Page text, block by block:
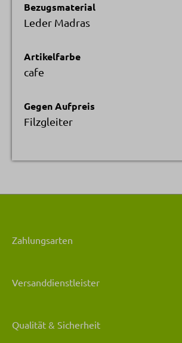
Bezugsmaterial
Leder Madras
Artikelfarbe
cafe
Gegen Aufpreis
Filzgleiter
Zahlungsarten
Versanddienstleister
Qualität & Sicherheit